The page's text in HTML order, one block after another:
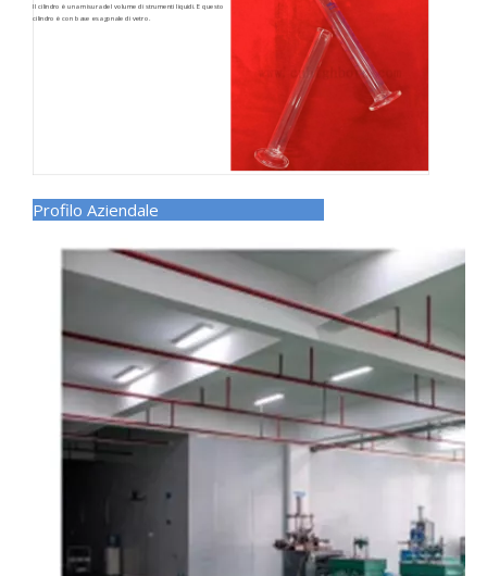
Il cilindro è una misura del volume di strumenti liquidi. E questo
cilindro è con base esagonale di vetro.
Profilo Aziendale